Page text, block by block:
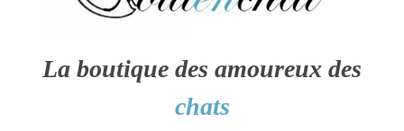
La boutique des amoureux des
chats